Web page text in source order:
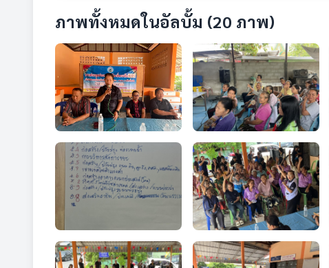
ภาพทั้งหมดในอัลบั้ม (20 ภาพ)